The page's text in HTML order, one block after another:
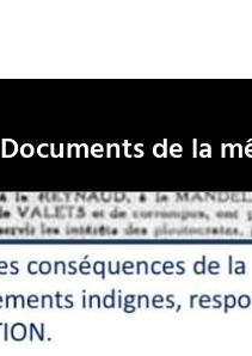
Documents de la